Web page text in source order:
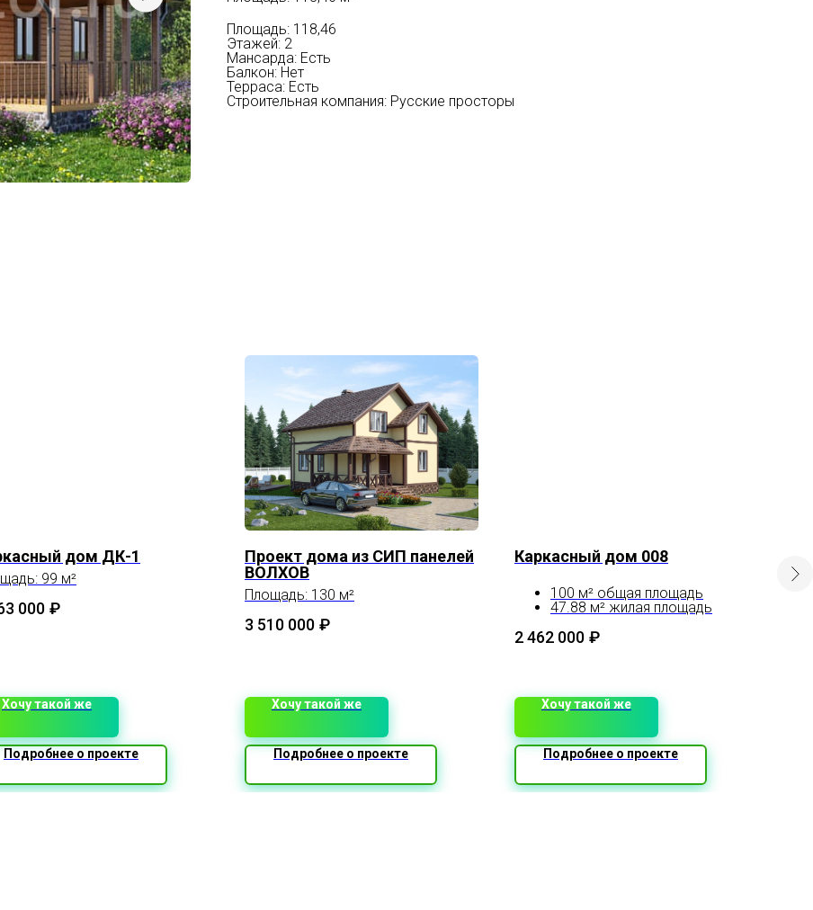
Площадь: 118,46
Этажей: 2
Мансарда: Есть
Балкон: Нет
Терраса: Есть
Строительная компания: Русские просторы
дом ДК-1
99 м²
000 ₽
Хочу такой же
Подробнее о проекте
Проект дома из СИП панелей
ВОЛХОВ
Площадь: 130 м²
3 510 000 ₽
Хочу такой же
Подробнее о проекте
Каркасный дом 008
100 м² общая площадь
47.88 м² жилая площадь
1.5 этажа
2 462 000 ₽
Хочу такой же
Подробнее о проекте